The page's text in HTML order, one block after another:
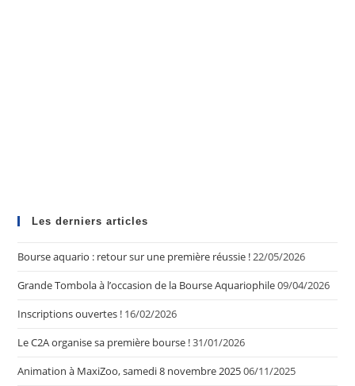
Les derniers articles
Bourse aquario : retour sur une première réussie !22/05/2026
Grande Tombola à l’occasion de la Bourse Aquariophile09/04/2026
Inscriptions ouvertes ! 16/02/2026
Le C2A organise sa première bourse !31/01/2026
Animation à MaxiZoo, samedi 8 novembre 202506/11/2025